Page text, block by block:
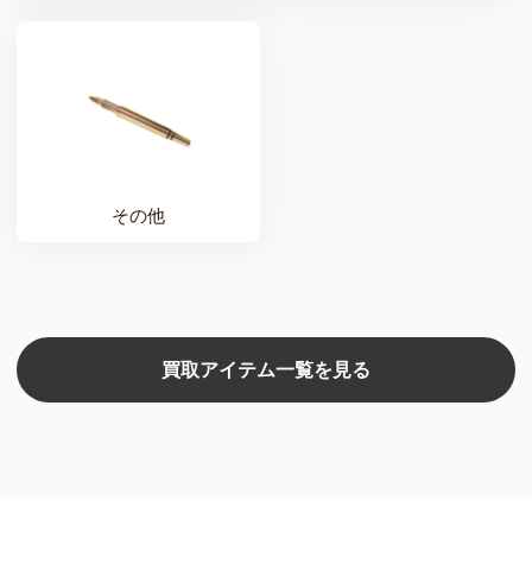
その他
買取アイテム一覧を見る